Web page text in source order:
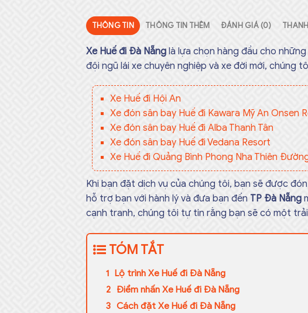
THÔNG TIN THÔNG TIN THÊM ĐÁNH GIÁ (0)
Xe Huế đi Đà Nẵng là lựa chọn hàng đầu cho
đội ngũ lái xe chuyên nghiệp và xe đời mới, chúng
Xe Huế đi Hội An
Xe đón sân bay Huế đi Kawara Mỹ An Onsen
Xe đón sân bay Huế đi Alba Thanh Tân
Xe đón sân bay Huế đi Vedana Resort
Xe Huế đi Quảng Bình Phong Nha Thiên
Khi bạn đặt dịch vụ của chúng tôi, bạn sẽ được
hỗ trợ bạn với hành lý và đưa bạn đến TP Đà Nẵng
cạnh tranh, chúng tôi tự tin rằng bạn sẽ có một
TÓM TẮT
Lộ trình Xe Huế đi Đà Nẵng
Điểm nhấn Xe Huế đi Đà Nẵng
Cách đặt Xe Huế đi Đà Nẵng